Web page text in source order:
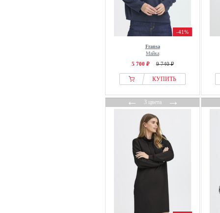
-41%
Fransa
Майка
5 700 ₽ 9 740 ₽
КУПИТЬ
←3 цвета→